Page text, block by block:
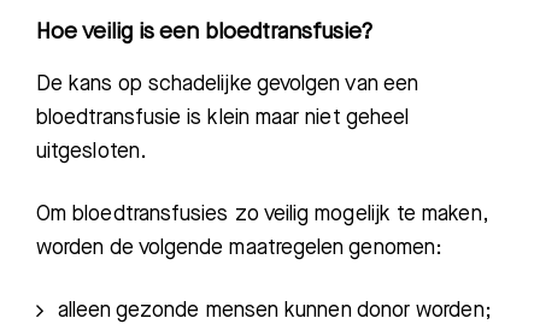
Hoe veilig is een bloedtransfusie?
De kans op schadelijke gevolgen van een
bloedtransfusie is klein maar niet geheel
uitgesloten.
Om bloedtransfusies zo veilig mogelijk te maken,
worden de volgende maatregelen genomen:
alleen gezonde mensen kunnen donor worden;